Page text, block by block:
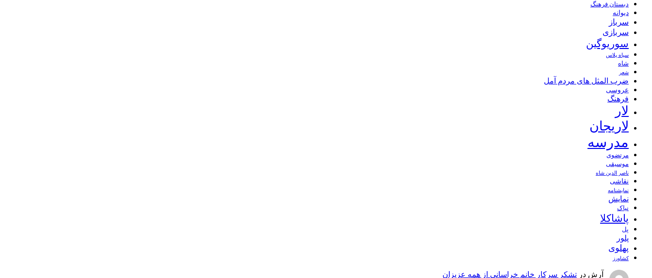
دبستان فرهنگ
دیوانه
سرباز
سربازی
سوریوگین
سیاه پلاس
شاه
شعر
ضرب المثل های مردم آمل
عروسی
فرهنگ
لار
لاریجان
مدرسه
مرتضوی
موسیقی
ناصر الدین شاه
نقاشی
نمايشنامه
نمایش
نیاک
پاشاکلا
پل
پلور
پهلوی
کشاورز
آرش در تشکر سرکار خانم خراسانی از همه عزیزان